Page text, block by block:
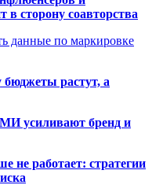
в сторону соавторства
данные по маркировке
растут, а
усиливают бренд и
не работает: стратегии